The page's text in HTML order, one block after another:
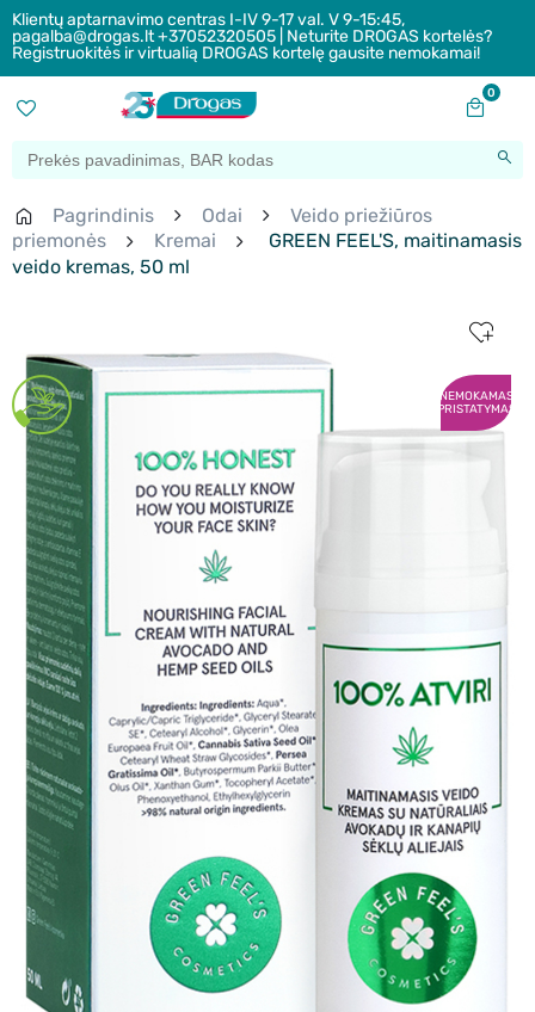
Klientų aptarnavimo centras I-IV 9-17 val. V 9-15:45,
pagalba@drogas.lt +37052320505 | Neturite DROGAS kortelės?
Registruokitės ir virtualią DROGAS kortelę gausite nemokamai!
0
Pagrindinis Odai
Veido priežiūros
priemonės
Kremai
GREEN FEEL'S, maitinamasis
veido kremas, 50 ml
NEMOKAMAS
PRISTATYMAS